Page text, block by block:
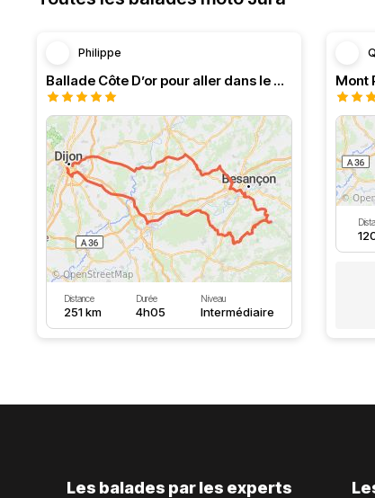
Philippe
Ballade Côte D’or pour aller dans le Doubs
Distance
251 km
Durée
4h05
Niveau
Intermédiaire
Mont
Les balades par les experts